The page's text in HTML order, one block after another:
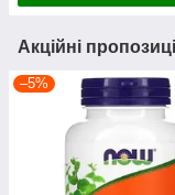
Акційні
–5%